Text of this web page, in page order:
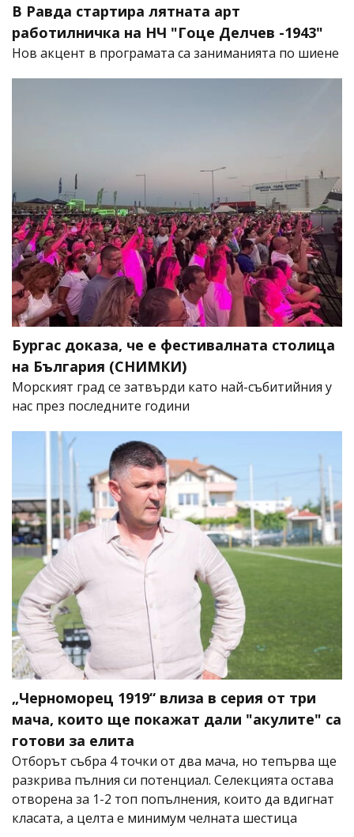
В Равда стартира лятната арт
работилничка на НЧ "Гоце Делчев -1943"
Нов акцент в програмата са заниманията по шиене
Бургас доказа, че е фестивалната столица
на България (СНИМКИ)
Морският град се затвърди като най-събитийния у
нас през последните години
„Черноморец 1919“ влиза в серия от три
мача, които ще покажат дали "акулите" са
готови за елита
Отборът събра 4 точки от два мача, но тепърва ще
разкрива пълния си потенциал. Селекцията остава
отворена за 1-2 топ попълнения, които да вдигнат
класата, а целта е минимум челната шестица